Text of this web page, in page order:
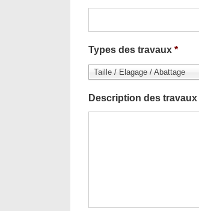
Types des travaux *
Taille / Elagage / Abattage
Description des